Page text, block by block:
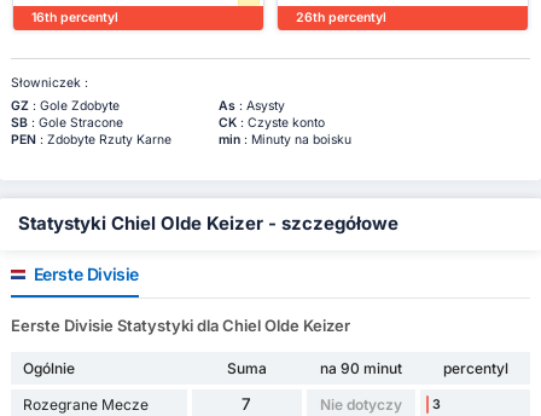
16th percentyl
26th percentyl
Słowniczek :
GZ: Gole Zdobyte As: Asysty
SB: Gole Stracone CK: Czyste konto
PEN: Zdobyte Rzuty Karne min: Minuty na boisku
Statystyki Chiel Olde Keizer - szczegółowe
Eerste Divisie
Eerste Divisie Statystyki dla Chiel Olde Keizer
Ogólnie Suma na 90 minut
percentyl
Rozegrane Mecze
7 Nie dotyczy 3